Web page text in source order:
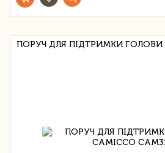
ПОРУЧ ДЛЯ ПІДТРИМКИ ГОЛОВИ